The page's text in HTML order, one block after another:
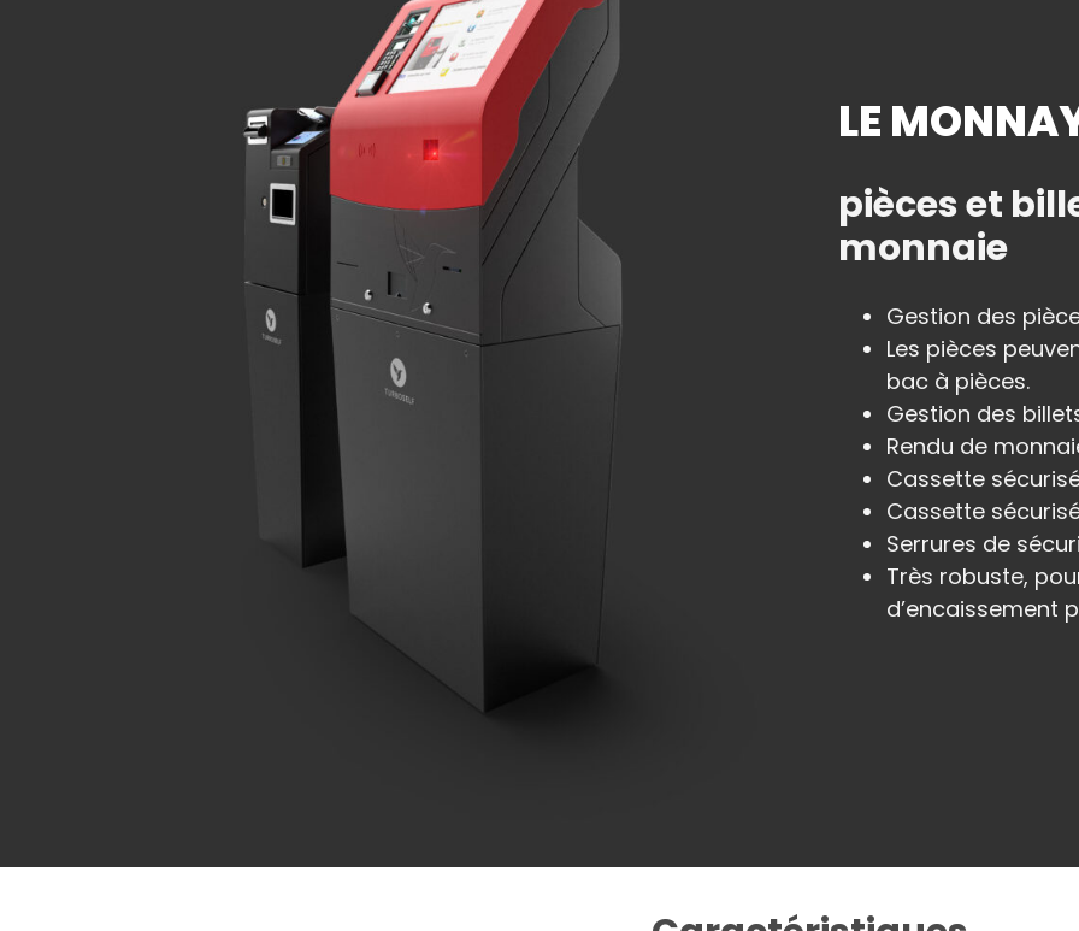
LE
pièces et
monnaie
Gestion des
Les pièces
bac à pièces.
Gestion des
Rendu de
Cassette
Cassette
Serrures de
Très robuste,
d’encaissement